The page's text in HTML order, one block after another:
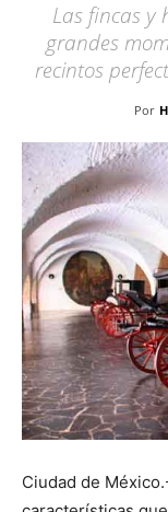
Las fincas y
grandes
recintos
Por
Ciudad de